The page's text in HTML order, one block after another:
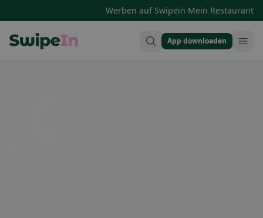
Werben auf Swipein·Mein Restaurant
App downloaden